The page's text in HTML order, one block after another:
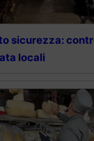
sicurezza:
locali